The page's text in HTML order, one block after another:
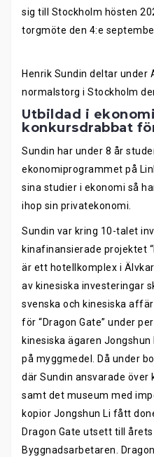
sig till Stockholm hösten
torgmöte den 4:e
Henrik Sundin deltar under
normalstorg i Stockholm
Utbildad i
konkursdrabbat
Sundin har under 8 år
ekonomiprogrammet på
sina studier i ekonomi så
ihop sin privatekonomi.
Sundin var kring 10-talet
kinafinansierade projektet
är ett hotellkomplex i
av kinesiska investeringar
svenska och kinesiska
för “Dragon Gate” under
kinesiska ägaren
på myggmedel. Då under
där Sundin ansvarade
samt det museum med
kopior Jongshun Li fått
Dragon Gate utsett till
Byggnadsarbetaren.